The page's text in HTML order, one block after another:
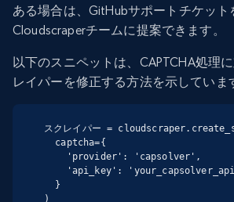
ある場合は、GitHubサポートチケット
Cloudscraperチームに提案できます。
以下のスニペットは、CAPTCHA処理
レイパーを修正する方法を示していま
スクレイパー =
)